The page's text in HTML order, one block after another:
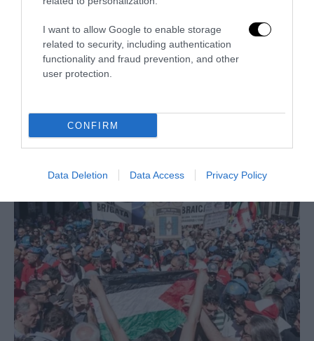
I want to allow Google to enable storage
related to security, including authentication
functionality and fraud prevention, and other
user protection.
CONFIRM
Data Deletion Data Access Privacy Policy
La sinistra è così serva delle toghe da odiare persino il
ricordo di Enzo...